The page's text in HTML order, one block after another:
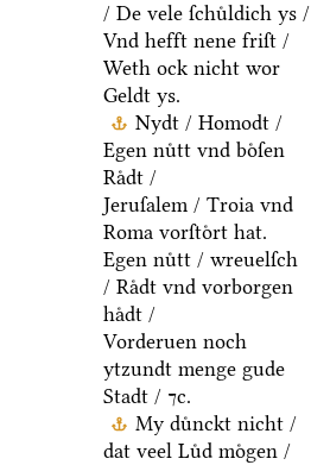
/ De vele ſchuͤldich ys /
Vnd hefft nene friſt /
Weth ock nicht wor
Geldt ys.
Nydt / Homodt /
Egen nuͤtt vnd boͤſen
Raͤdt /
Jeruſalem / Troia vnd
Roma vorſtoͤrt hat.
Egen nuͤtt / wreuelſch
/ Raͤdt vnd vorborgen
haͤdt /
Vorderuen noch
ytzundt menge gude
Stadt / ⁊c.
My duͤnckt nicht /
dat veel Luͤd moͤgen /